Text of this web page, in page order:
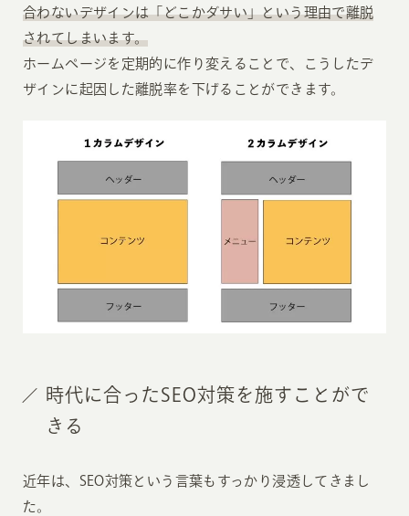
合わないデザインは「どこかダサい」という理由で離脱
されてしまいます。
ホームページを定期的に作り変えることで、こうしたデ
ザインに起因した離脱率を下げることができます。
時代に合ったSEO対策を施すことがで
きる
近年は、SEO対策という言葉もすっかり浸透してきまし
た。